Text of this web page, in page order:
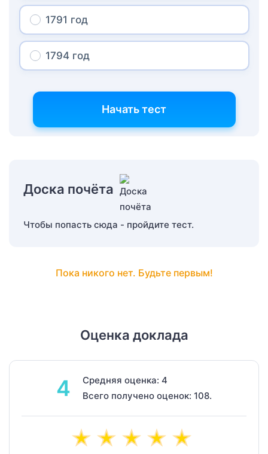
1791 год
1794 год
Начать тест
Доска почёта
Чтобы попасть сюда - пройдите тест.
Пока никого нет. Будьте первым!
Оценка доклада
4
Средняя оценка: 4
Всего получено оценок: 108.